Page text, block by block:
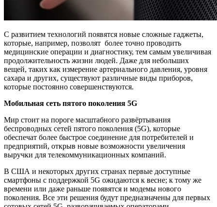
С развитием технологий появятся новые сложные гаджеты,
которые, например, позволят более точно проводить
медицинские операции и диагностику, тем самым увеличивая
продолжительность жизни людей. Даже для небольших
вещей, таких как измерение артериального давления, уровня
сахара и других, существуют различные виды приборов,
которые постоянно совершенствуются.
Мобильная сеть пятого поколения 5G
Мир стоит на пороге масштабного развёртывания
беспроводных сетей пятого поколения (5G), которые
обеспечат более быстрое соединение для потребителей и
предприятий, открыв новые возможности увеличения
выручки для телекоммуникационных компаний.
В США и некоторых других странах первые доступные
смартфоны с поддержкой 5G ожидаются к весне; к тому же
времени или даже раньше появятся и модемы нового
поколения. Все эти решения будут предназначены для первых